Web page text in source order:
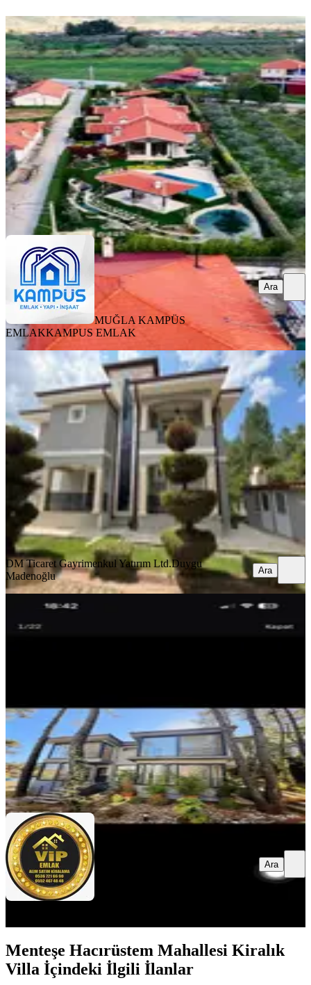
MANZARALI
Muğla Yenice'de Müstakil Bahçeli
Havuzlu Kiralık 3+1 Villa
Menteşe, Yenice Mahallesi
3+1·130 m² ·27.07.2026
110.000 ₺
MUĞLA KAMPÜS EMLAKKAMPUS EMLAK
MUĞLA KAMPÜS
EMLAKKAMPUS EMLAK
Ara
EŞYALI
Yeniköyde Site İçinde
Eşyalı,kiralık,260 M² Lüks Müstakil
Villa
Menteşe, Yeniköy Mahallesi
3+1· 310 m²·26.06.2026
110.000 ₺
DM Ticaret Gayrimenkul Yatırım Ltd.Duygu Madenoğlu
Ara
DM Ticaret Gayrimenkul Yatırım Ltd.Duygu
Madenoğlu
Ara
Gülağzı Mahallesinde Kiralık Triplex
100.000 ₺
VİP GAYRİMENKUL DANIŞMANLIĞIÖmer Emre
Ara
Ara
Menteşe Hacırüstem Mahallesi Kiralık
Villa İçindeki İlgili İlanlar